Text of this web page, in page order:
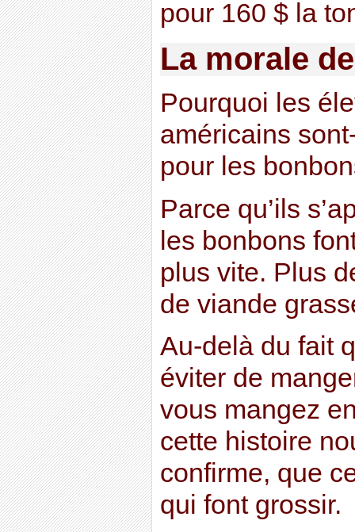
pour 160 $ la
La morale
Pourquoi les
américains
pour les
Parce qu’ils
les bonbons
plus vite. Plus
de viande
Au-delà du fait
éviter de
vous mangez
cette histoire
confirme, que
qui font grossir.